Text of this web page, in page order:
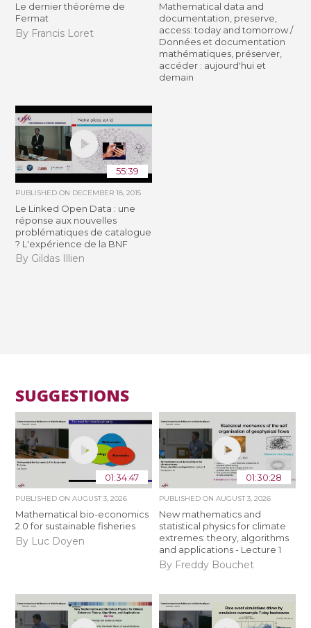
Le dernier théorème de
Fermat
By Francis Loret
Mathematical data and
documentation, preserve,
access: today and tomorrow /
Données et documentation
mathématiques, préserver,
accéder : aujourd'hui et
demain
55:39
PUBLISHED ON DECEMBER 18, 2015
Le Linked Open Data : une
réponse aux nouvelles
problématiques de catalogue
? L'expérience de la BNF
By Gildas Illien
SUGGESTIONS
01:34:47
PUBLISHED ONAUGUST 3, 2026
Mathematical bio-economics
2.0 for sustainable fisheries
By Luc Doyen
01:30:28
PUBLISHED ON AUGUST 3, 2026
New mathematics and
statistical physics for climate
extremes: theory, algorithms
and applications - Lecture 1
By Freddy Bouchet